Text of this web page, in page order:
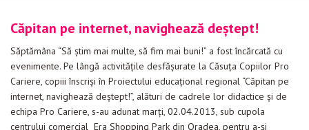
Despre noi
Programe
Pentru dascăli
Căpitan pe internet, navighează deştept!
Săptămâna “Să ştim mai multe, să fim mai buni!” a fost încărcată cu
evenimente. Pe lângă activităţile desfăşurate la Căsuţa Copiilor Pro
Cariere, copiii înscrişi în Proiectului educaţional regional “Căpitan pe
internet, navighează deştept!”, alături de cadrele lor didactice şi de
echipa Pro Cariere, s-au adunat marţi, 02.04.2013, sub cupola
centrului comercial Era Shopping Park din Oradea, pentru a-şi